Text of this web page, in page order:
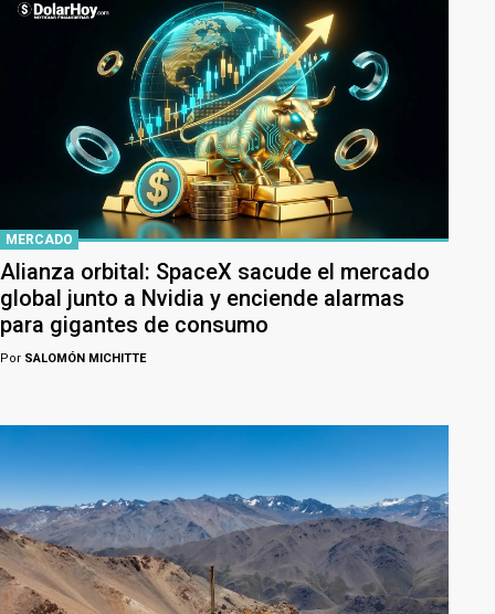
MERCADO
Alianza orbital: SpaceX sacude el mercado
global junto a Nvidia y enciende alarmas
para gigantes de consumo
Por SALOMÓN MICHITTE